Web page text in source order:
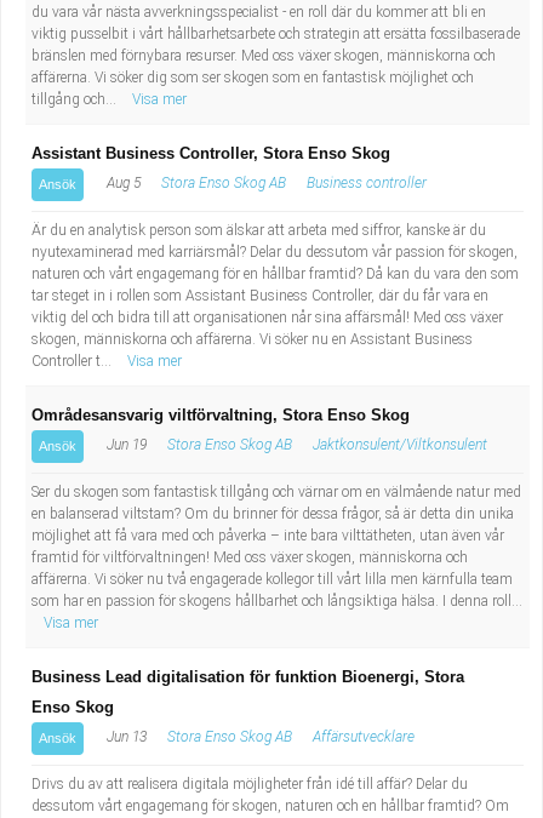
du vara vår nästa avverkningsspecialist - en roll där du kommer att bli en
viktig pusselbit i vårt hållbarhetsarbete och strategin att ersätta fossilbaserade
bränslen med förnybara resurser. Med oss växer skogen, människorna och
affärerna. Vi söker dig som ser skogen som en fantastisk möjlighet och
tillgång och...
Visa mer
Assistant Business Controller, Stora Enso Skog
Ansök Aug 5 Stora Enso Skog AB Business controller
Är du en analytisk person som älskar att arbeta med siffror, kanske är du
nyutexaminerad med karriärsmål? Delar du dessutom vår passion för skogen,
naturen och vårt engagemang för en hållbar framtid? Då kan du vara den som
tar steget in i rollen som Assistant Business Controller, där du får vara en
viktig del och bidra till att organisationen når sina affärsmål! Med oss växer
skogen, människorna och affärerna. Vi söker nu en Assistant Business
Controller t...
Visa mer
Områdesansvarig viltförvaltning, Stora Enso Skog
Ansök Jun 19 Stora Enso Skog AB Jaktkonsulent/Viltkonsulent
Ser du skogen som fantastisk tillgång och värnar om en välmående natur med
en balanserad viltstam? Om du brinner för dessa frågor, så är detta din unika
möjlighet att få vara med och påverka – inte bara vilttätheten, utan även vår
framtid för viltförvaltningen! Med oss växer skogen, människorna och
affärerna. Vi söker nu två engagerade kollegor till vårt lilla men kärnfulla team
som har en passion för skogens hållbarhet och långsiktiga hälsa. I denna roll...
Visa mer
Business Lead digitalisation för funktion Bioenergi, Stora
Enso Skog
Ansök Jun 13 Stora Enso Skog AB Affärsutvecklare
Drivs du av att realisera digitala möjligheter från idé till affär? Delar du
dessutom vårt engagemang för skogen, naturen och en hållbar framtid? Om